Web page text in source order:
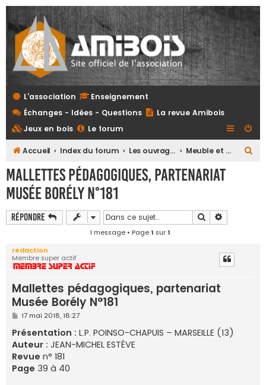
L'association
Enseignement
Échanges - Idées - Questions
La revue Amibois
Jeux en bois
Le forum
Accueil Index du forum Les ouvrages Meuble et objet d'art
Mallettes pédagogiques, partenariat
Musée Borély N°181
Répondre Rechercher
1 message • Page1 sur1
redaction
Membre super actif
Mallettes pédagogiques, partenariat
Musée Borély N°181
M
s
s
a
g
e
17 mai 2018, 18:27
Présentation : L.P. POINSO-CHAPUIS – MARSEILLE (13)
Auteur : JEAN-MICHEL ESTÈVE
Revue n° 181
Page 39 à 40